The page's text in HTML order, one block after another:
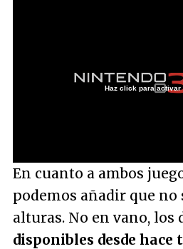
Haz click para activar
En cuanto a ambos
podemos añadir que no
alturas. No en vano, los
disponibles desde hace